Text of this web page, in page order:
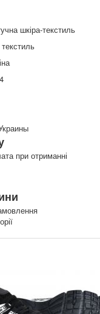
шкіра-текстиль
при отриманні